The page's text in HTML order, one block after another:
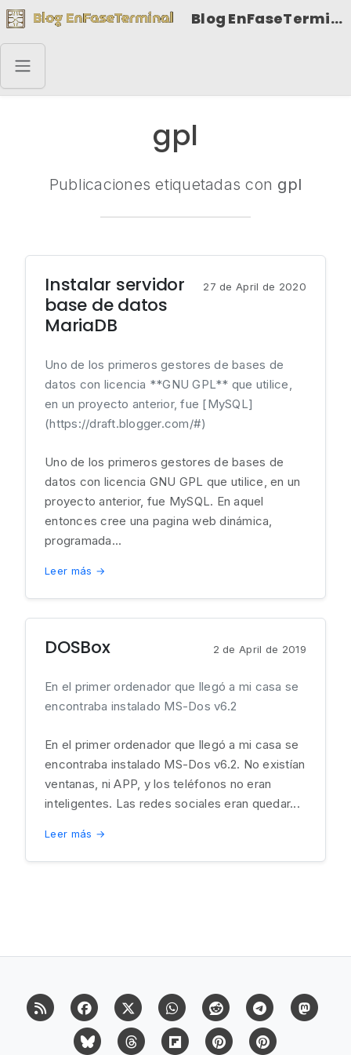
Blog EnFaseTerminal
gpl
Publicaciones etiquetadas con gpl
Instalar servidor
base de datos
MariaDB
27 de April de 2020
Uno de los primeros gestores de bases de
datos con licencia **GNU GPL** que utilice,
en un proyecto anterior, fue [MySQL]
(https://draft.blogger.com/#)
Uno de los primeros gestores de bases de
datos con licencia GNU GPL que utilice, en un
proyecto anterior, fue MySQL. En aquel
entonces cree una pagina web dinámica,
programada...
Leer más →
DOSBox 2 de April de 2019
En el primer ordenador que llegó a mi casa se
encontraba instalado MS-Dos v6.2
En el primer ordenador que llegó a mi casa se
encontraba instalado MS-Dos v6.2. No existían
ventanas, ni APP, y los teléfonos no eran
inteligentes. Las redes sociales eran quedar...
Leer más →
RSS FacebookX (Twitter)Whatsapp Reddit Telegram
Bluesky Threads Flipboard Pinterest